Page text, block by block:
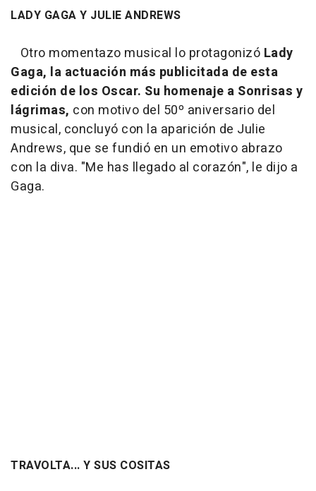
LADY GAGA Y JULIE ANDREWS
Otro momentazo musical lo protagonizó Lady
Gaga, la actuación más publicitada de esta
edición de los Oscar. Su homenaje a Sonrisas y
lágrimas, con motivo del 50º aniversario del
musical, concluyó con la aparición de Julie
Andrews, que se fundió en un emotivo abrazo
con la diva. "Me has llegado al corazón", le dijo a
Gaga.
TRAVOLTA... Y SUS COSITAS